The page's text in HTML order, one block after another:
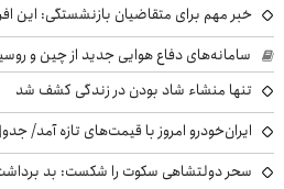
خبر مهم برای متقاضیان بازنشستگی: این افراد باید ۵ سال
سامانه‌های دفاع هوایی جدید از چین و
تنها منشاء شاد بودن در زندگی کشف شد
ایران‌خودرو امروز با قیمت‌های تازه آمد/ جدول جمعه ۱۶
سحر دولتشاهی سکوت را شکست: بد